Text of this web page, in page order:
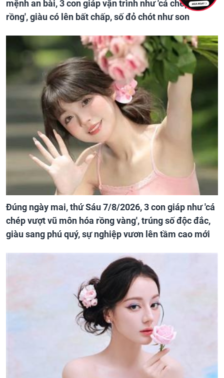
mệnh an bài, 3 con giáp vận trình như 'cá chép hóa
rồng', giàu có lên bất chấp, số đỏ chót như son
Đúng ngày mai, thứ Sáu 7/8/2026, 3 con giáp như 'cá
chép vượt vũ môn hóa rồng vàng', trúng số độc đắc,
giàu sang phú quý, sự nghiệp vươn lên tầm cao mới